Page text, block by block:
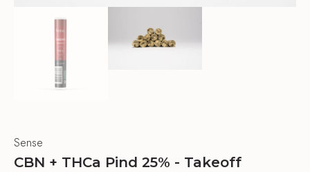
Sense
CBN + THCa Pind 25% - Takeoff